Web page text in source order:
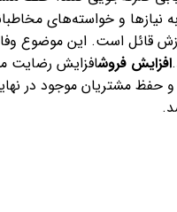
نیازها و خواسته‌های
قائل است. این موضوع
افزایش فروشافزایش رضایت
و حفظ مشتریان موجود در